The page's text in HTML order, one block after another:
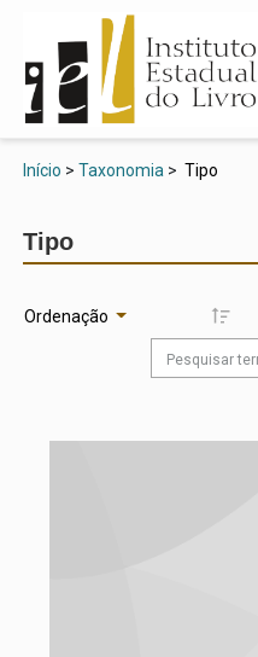
Início > Taxonomia > Tipo
Tipo
Ordenação